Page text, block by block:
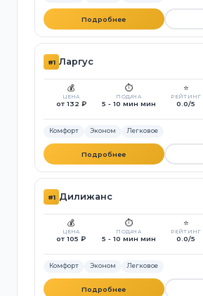
Подробнее
#1 Ларгус
💰
ЦЕНА
от 132 ₽
⏱️
ПОДАЧА
5 - 10 мин мин
⭐
РЕЙТИНГ
0.0/5
Комфорт Эконом Легковое
Подробнее
#1 Дилижанс
💰
ЦЕНА
от 105 ₽
⏱️
ПОДАЧА
5 - 10 мин мин
⭐
РЕЙТИНГ
0.0/5
Комфорт Эконом Легковое
Подробнее